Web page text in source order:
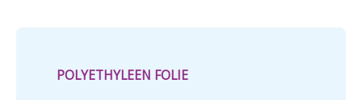
POLYETHYLEEN FOLIE